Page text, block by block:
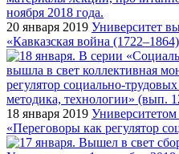
20 января 2019 Университет
«Кавказская война
18 января 2019
«Переговоры как регулятор